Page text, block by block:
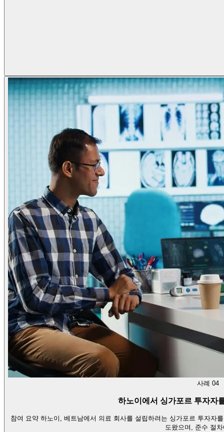
사례 04
하노이에서 싱가포르 투자자
참여 요약 하노이, 베트남에서 의료 회사를 설립하려는 싱가포르 투자자
도왔으며, 준수 절